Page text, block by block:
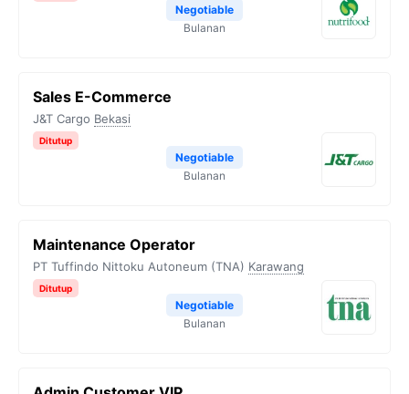
Negotiable
Bulanan
Sales E-Commerce
J&T Cargo Bekasi
Ditutup
Negotiable
Bulanan
Maintenance Operator
PT Tuffindo Nittoku Autoneum (TNA) Karawang
Ditutup
Negotiable
Bulanan